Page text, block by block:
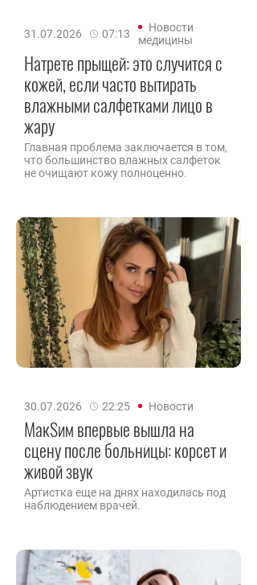
31.07.2026 07:13
Новости
медицины
Натрете прыщей: это случится с
кожей, если часто вытирать
влажными салфетками лицо в
жару
Главная проблема заключается в том,
что большинство влажных салфеток
не очищают кожу полноценно.
30.07.2026 22:25 Новости
МакSим впервые вышла на
сцену после больницы: корсет и
живой звук
Артистка еще на днях находилась под
наблюдением врачей.